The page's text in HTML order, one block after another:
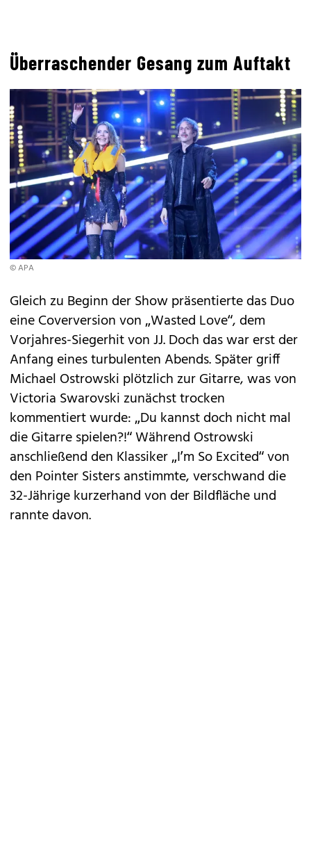
Überraschender Gesang zum Auftakt
© APA
Gleich zu Beginn der Show präsentierte das Duo
eine Coverversion von „Wasted Love“, dem
Vorjahres-Siegerhit von JJ. Doch das war erst der
Anfang eines turbulenten Abends. Später griff
Michael Ostrowski plötzlich zur Gitarre, was von
Victoria Swarovski zunächst trocken
kommentiert wurde: „Du kannst doch nicht mal
die Gitarre spielen?!“ Während Ostrowski
anschließend den Klassiker „I’m So Excited“ von
den Pointer Sisters anstimmte, verschwand die
32-Jährige kurzerhand von der Bildfläche und
rannte davon.